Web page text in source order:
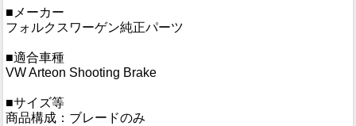
■メーカー
フォルクスワーゲン純正パーツ
■適合車種
VW Arteon Shooting Brake
■サイズ等
商品構成：ブレードのみ